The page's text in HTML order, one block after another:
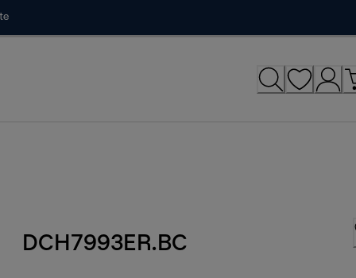
DCH7993ER.BC